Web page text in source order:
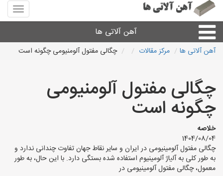
منوی
سایت
آلاتی
ها
آهن آلاتی ها
ورق
سایر آهن آلات
آهن آلاتی ها مرکز مقالات چگالی مفتول آلومنیومی چگونه است
چگالی مفتول آلومنیومی
چگونه است
خلاصه
1404/08/04
چگالی مفتول آلومینیومی در ایران و سایر نقاط جهان تفاوت چندانی ندارد و
به طور کلی به آلیاژ آلومینیوم استفاده شده بستگی دارد. با این حال، به طور
معمول، چگالی مفتول آلومینیومی در